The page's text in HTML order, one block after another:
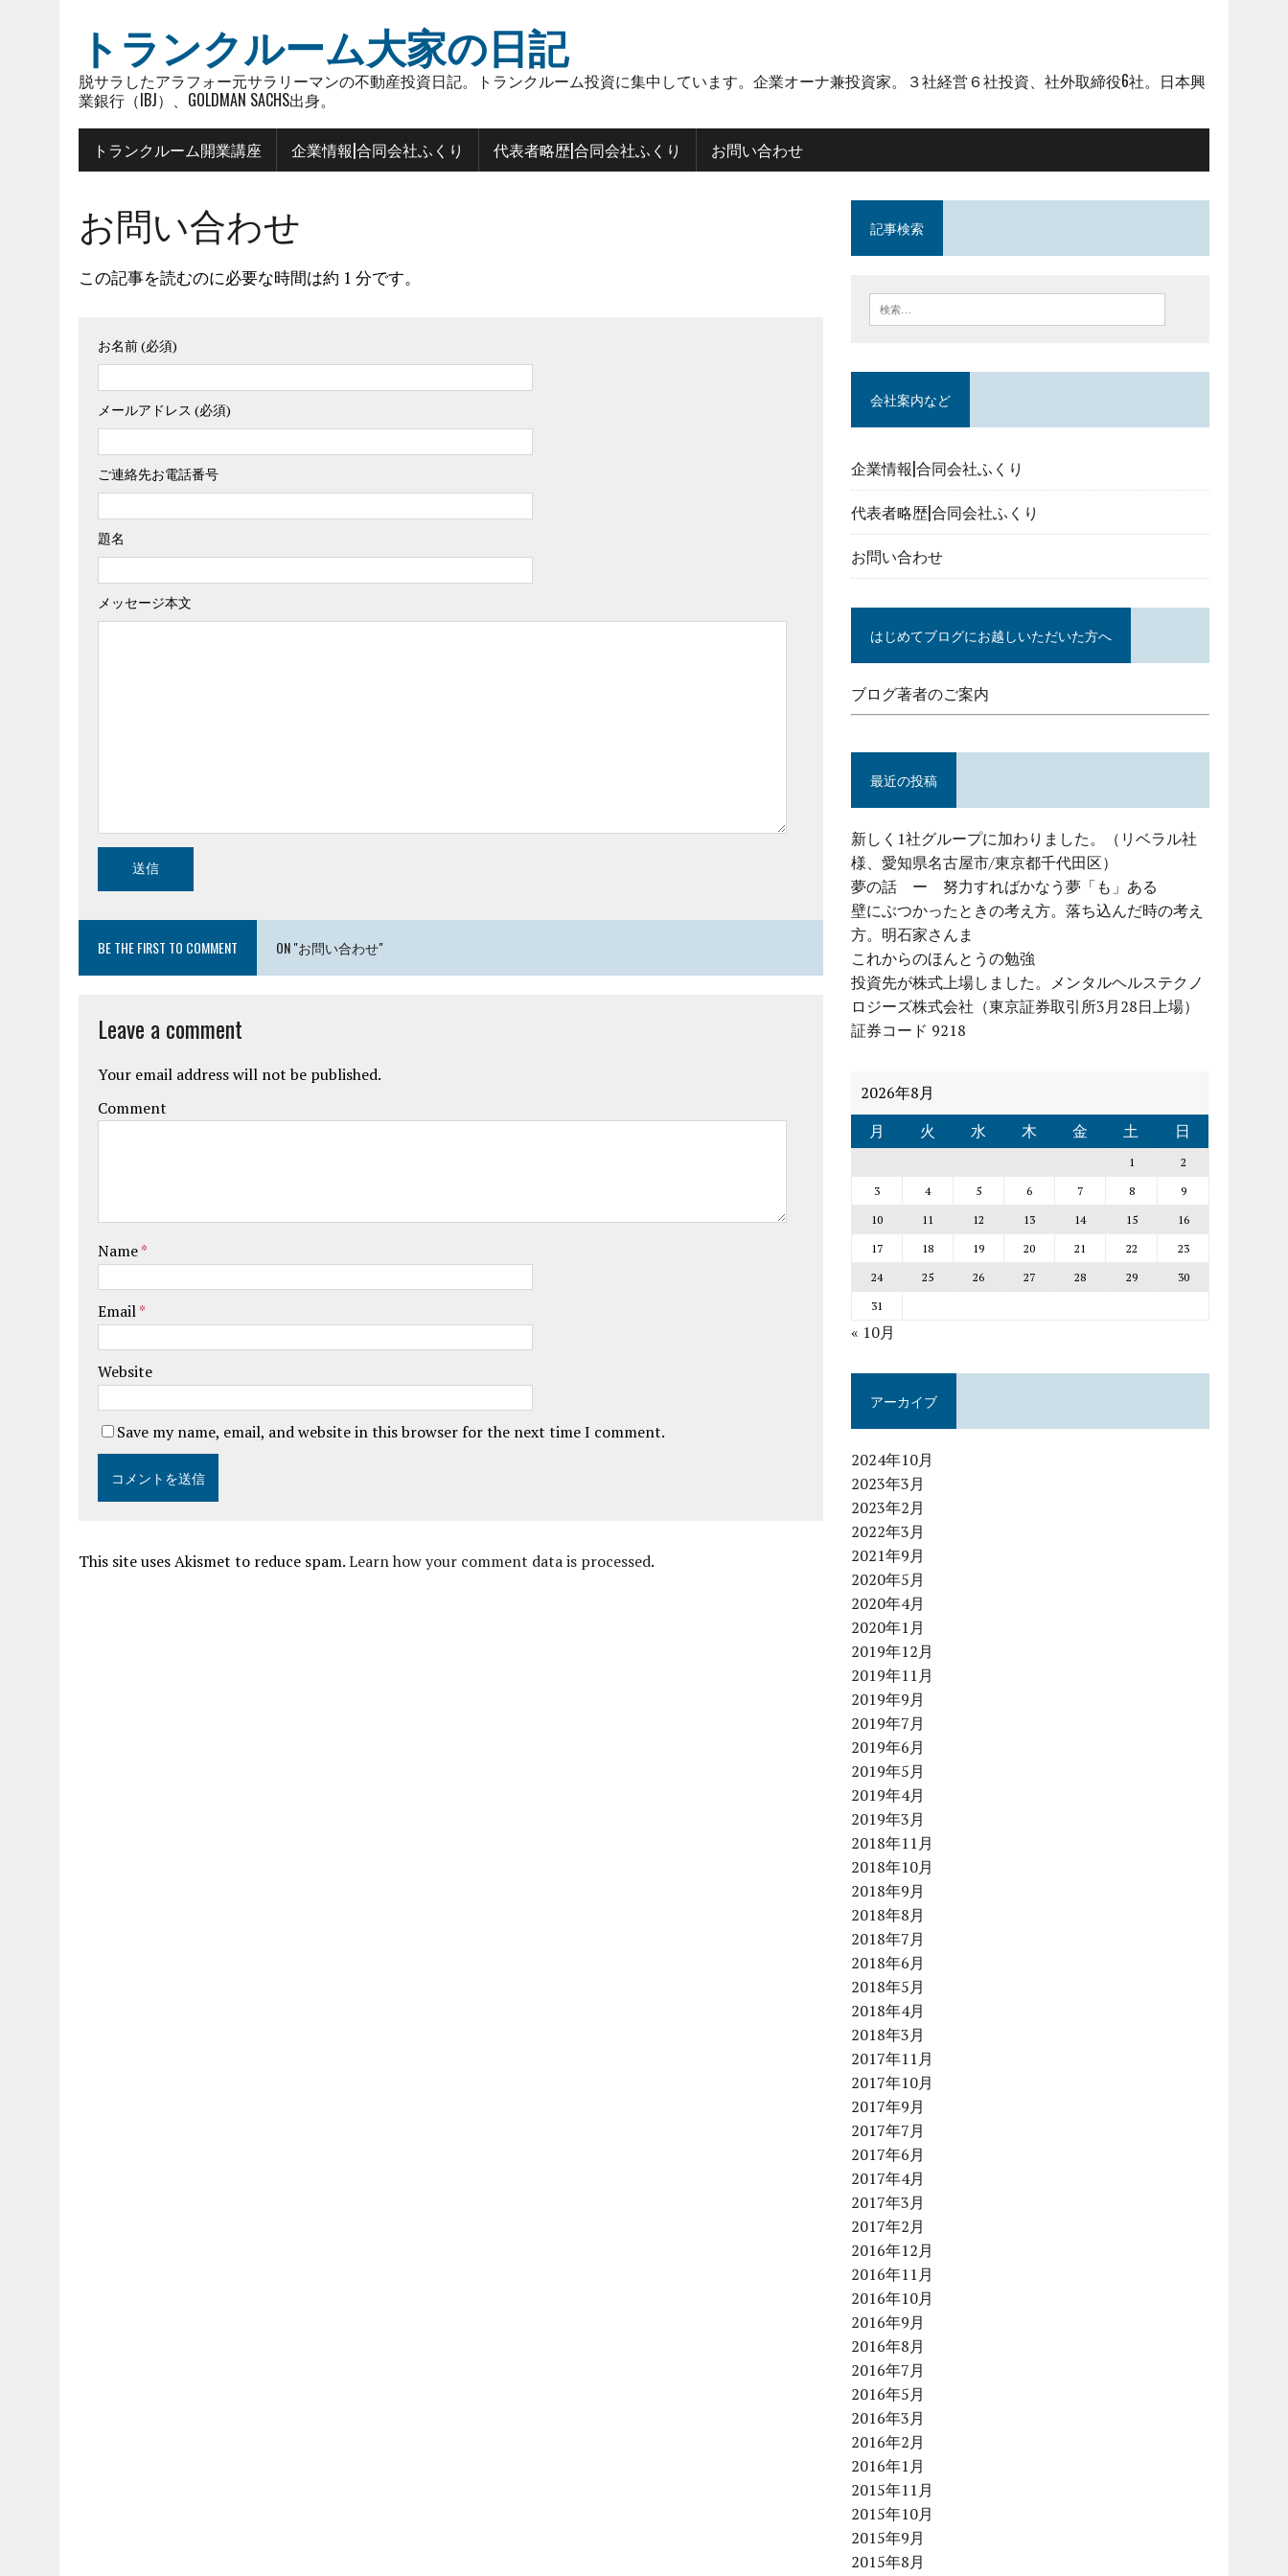
トランクルーム大家の日記
脱サラしたアラフォー元サラリーマンの不動産投資日記。トランクルーム投資に集中しています。企業オーナ兼投資家。３社経営６社投資、社外取締役6社。日本興
業銀行（IBJ）、GOLDMAN SACHS出身。
トランクルーム開業講座 企業情報|合同会社ふくり 代表者略歴|合同会社ふくり お問い合わせ
お問い合わせ
この記事を読むのに必要な時間は約 1 分です。
お名前 (必須)
メールアドレス (必須)
ご連絡先お電話番号
題名
メッセージ本文
BE THE FIRST TO COMMENT ON "お問い合わせ"
Leave a comment
Your email address will not be published.
Comment
Name*
Email*
Website
Save my name, email, and website in this browser for the next time I comment.
This site uses Akismet to reduce spam.Learn how your comment data is processed.
記事検索
会社案内など
企業情報|合同会社ふくり
代表者略歴|合同会社ふくり
お問い合わせ
はじめてブログにお越しいただいた方へ
ブログ著者のご案内
最近の投稿
新しく1社グループに加わりました。（リベラル社
様、愛知県名古屋市/東京都千代田区）
夢の話 ー 努力すればかなう夢「も」ある
壁にぶつかったときの考え方。落ち込んだ時の考え
方。明石家さんま
これからのほんとうの勉強
投資先が株式上場しました。メンタルヘルステクノ
ロジーズ株式会社（東京証券取引所3月28日上場）
証券コード 9218
2026年8月
月
火 水 木 金 土 日
1
2
3
4 5 6 7 8
9
10
11 12 13 14 15
16
17
18 19 20 21 22
23
24
25 26 27 28 29
30
31
« 10月
アーカイブ
2024年10月
2023年3月
2023年2月
2022年3月
2021年9月
2020年5月
2020年4月
2020年1月
2019年12月
2019年11月
2019年9月
2019年7月
2019年6月
2019年5月
2019年4月
2019年3月
2018年11月
2018年10月
2018年9月
2018年8月
2018年7月
2018年6月
2018年5月
2018年4月
2018年3月
2017年11月
2017年10月
2017年9月
2017年7月
2017年6月
2017年4月
2017年3月
2017年2月
2016年12月
2016年11月
2016年10月
2016年9月
2016年8月
2016年7月
2016年5月
2016年3月
2016年2月
2016年1月
2015年11月
2015年10月
2015年9月
2015年8月